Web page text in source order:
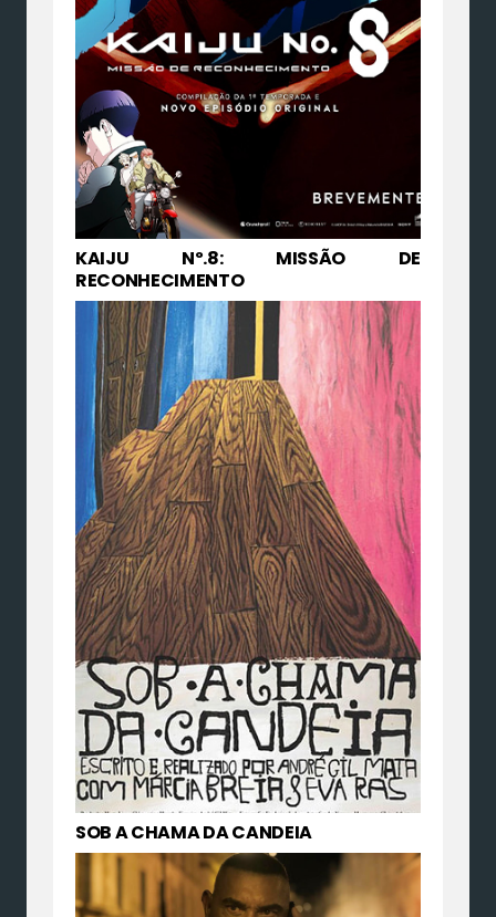
KAIJU Nº.8: MISSÃO DE
RECONHECIMENTO
SOB A CHAMA DA CANDEIA